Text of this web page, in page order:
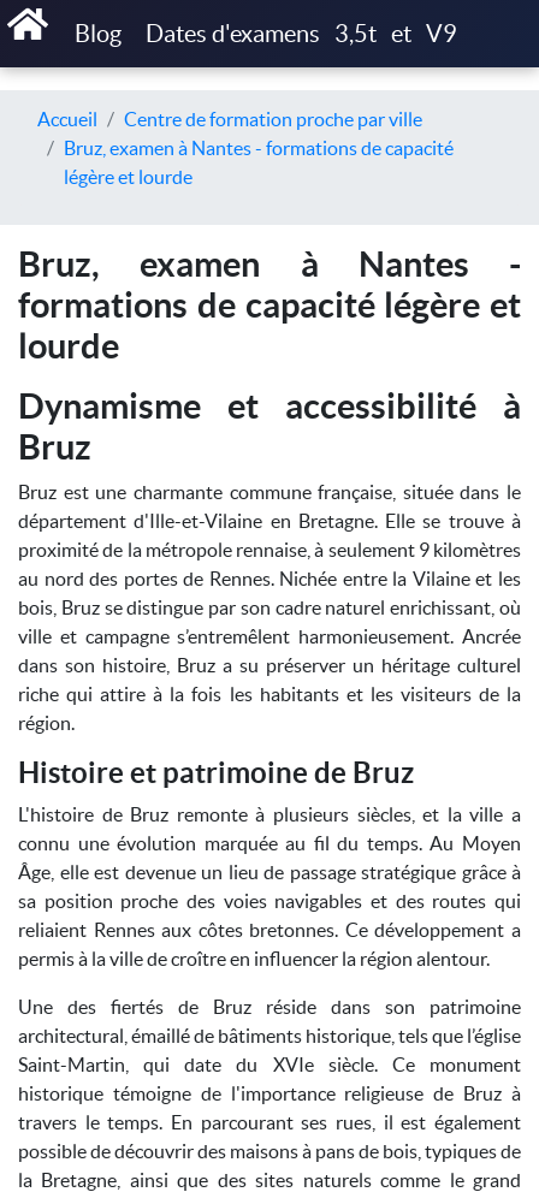
Blog Dates d'examens 3,5t et V9
Accueil
Centre de formation proche par ville
Bruz, examen à Nantes - formations de capacité
légère et lourde
Bruz, examen à Nantes -
formations de capacité légère et
lourde
Dynamisme et accessibilité à
Bruz
Bruz est une charmante commune française, située dans le
département d'Ille-et-Vilaine en Bretagne. Elle se trouve à
proximité de la métropole rennaise, à seulement 9 kilomètres
au nord des portes de Rennes. Nichée entre la Vilaine et les
bois, Bruz se distingue par son cadre naturel enrichissant, où
ville et campagne s’entremêlent harmonieusement. Ancrée
dans son histoire, Bruz a su préserver un héritage culturel
riche qui attire à la fois les habitants et les visiteurs de la
région.
Histoire et patrimoine de Bruz
L'histoire de Bruz remonte à plusieurs siècles, et la ville a
connu une évolution marquée au fil du temps. Au Moyen
Âge, elle est devenue un lieu de passage stratégique grâce à
sa position proche des voies navigables et des routes qui
reliaient Rennes aux côtes bretonnes. Ce développement a
permis à la ville de croître en influencer la région alentour.
Une des fiertés de Bruz réside dans son patrimoine
architectural, émaillé de bâtiments historique, tels que l’église
Saint-Martin, qui date du XVIe siècle. Ce monument
historique témoigne de l'importance religieuse de Bruz à
travers le temps. En parcourant ses rues, il est également
possible de découvrir des maisons à pans de bois, typiques de
la Bretagne, ainsi que des sites naturels comme le grand